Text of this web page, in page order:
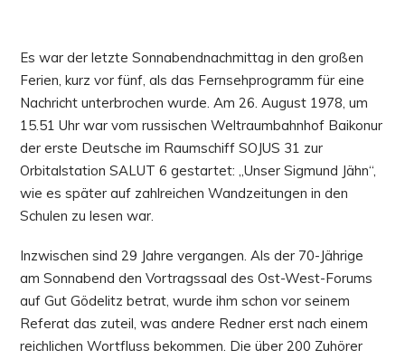
Es war der letzte Sonnabendnachmittag in den großen
Ferien, kurz vor fünf, als das Fernsehprogramm für eine
Nachricht unterbrochen wurde. Am 26. August 1978, um
15.51 Uhr war vom russischen Weltraumbahnhof Baikonur
der erste Deutsche im Raumschiff SOJUS 31 zur
Orbitalstation SALUT 6 gestartet: „Unser Sigmund Jähn“,
wie es später auf zahlreichen Wandzeitungen in den
Schulen zu lesen war.
Inzwischen sind 29 Jahre vergangen. Als der 70-Jährige
am Sonnabend den Vortragssaal des Ost-West-Forums
auf Gut Gödelitz betrat, wurde ihm schon vor seinem
Referat das zuteil, was andere Redner erst nach einem
reichlichen Wortfluss bekommen. Die über 200 Zuhörer